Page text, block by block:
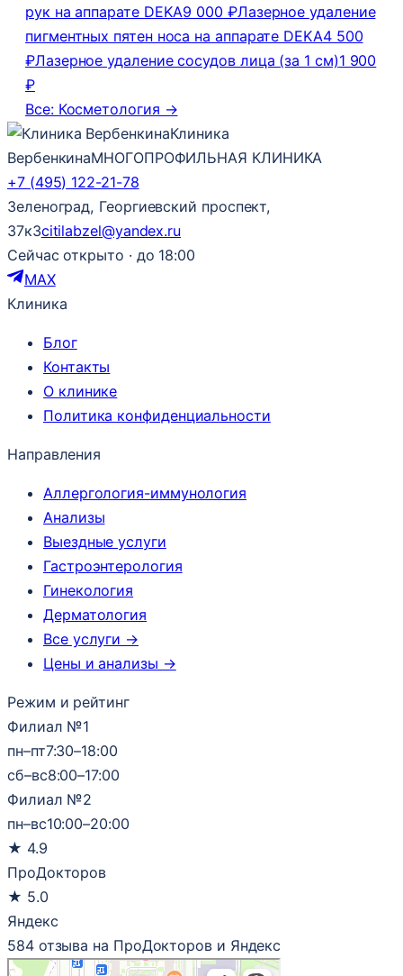
рук на аппарате DEKA9 000 ₽Лазерное удаление
пигментных пятен носа на аппарате DEKA4 500
₽Лазерное удаление сосудов лица (за 1 см)1 900
₽
Все: Косметология →
Клиника
ВербенкинаМНОГОПРОФИЛЬНАЯ КЛИНИКА
+7 (495) 122-21-78
Зеленоград, Георгиевский проспект,
37к3citilabzel@yandex.ru
Сейчас открыто · до 18:00
MAX
Клиника
Блог
Контакты
О клинике
Политика конфиденциальности
Направления
Аллергология-иммунология
Анализы
Выездные услуги
Гастроэнтерология
Гинекология
Дерматология
Все услуги →
Цены и анализы →
Режим и рейтинг
Филиал №1
пн–пт7:30–18:00
сб–вс8:00–17:00
Филиал №2
пн–вс10:00–20:00
★ 4.9
ПроДокторов
★ 5.0
Яндекс
584 отзыва на ПроДокторов и Яндекс